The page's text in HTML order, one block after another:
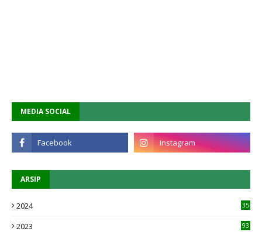
MEDIA SOCIAL
ARSIP
2024 35
2023 93